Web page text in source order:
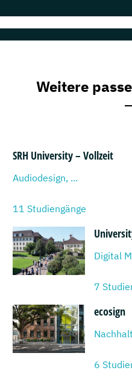
Weitere
SRH University – Vollzeit
Audiodesign, ...
11 Studiengänge
Digital
7
ecosign
6